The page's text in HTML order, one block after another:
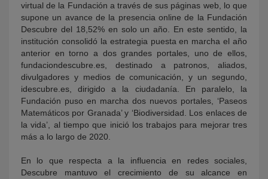
virtual de la Fundación a través de sus páginas web, lo que
supone un avance de la presencia online de la Fundación
Descubre del 18,52% en solo un año. En este sentido, la
institución consolidó la estrategia puesta en marcha el año
anterior en torno a dos grandes portales, uno de ellos,
fundaciondescubre.es, destinado a patronos, aliados,
divulgadores y medios de comunicación, y un segundo,
idescubre.es, dirigido a la ciudadanía. En paralelo, la
Fundación puso en marcha dos nuevos portales, ‘Paseos
Matemáticos por Granada’ y ‘Biodiversidad. Los enlaces de
la vida’, al tiempo que inició los trabajos para mejorar tres
más a lo largo de 2020.
En lo que respecta a la influencia en redes sociales,
Descubre mantuvo el crecimiento de su alcance en